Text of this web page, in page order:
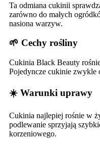
Ta odmiana cukinii
zarówno do małych
nasiona warzyw.
🌱 Cechy rośliny
Cukinia Black Beauty
Pojedyncze cukinie zwykle
☀️ Warunki uprawy
Cukinia najlepiej rośnie w
podlewanie sprzyjają
korzeniowego.